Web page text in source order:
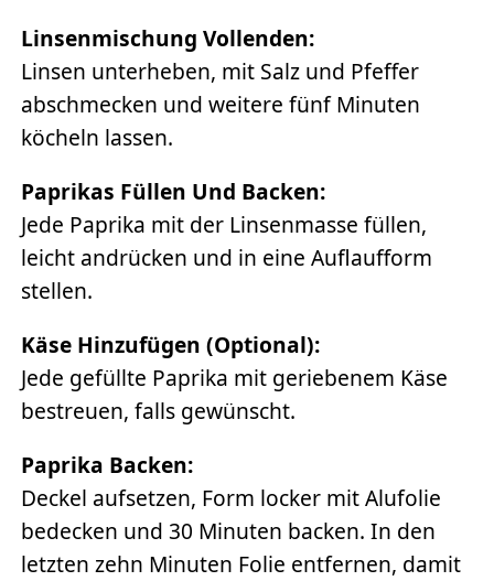
Linsenmischung Vollenden:
Linsen unterheben, mit Salz und Pfeffer
abschmecken und weitere fünf Minuten
köcheln lassen.
Paprikas Füllen Und Backen:
Jede Paprika mit der Linsenmasse füllen,
leicht andrücken und in eine Auflaufform
stellen.
Käse Hinzufügen (optional):
Jede gefüllte Paprika mit geriebenem Käse
bestreuen, falls gewünscht.
Paprika Backen:
Deckel aufsetzen, Form locker mit Alufolie
bedecken und 30 Minuten backen. In den
letzten zehn Minuten Folie entfernen, damit